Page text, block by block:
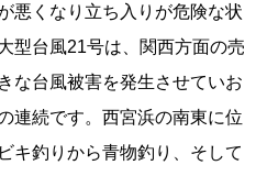
悪くなり立ち入りが危険な状
型台風21号は、関西方面の売
な台風被害を発生させていお
連続です。西宮浜の南東に位
キ釣りから青物釣り、そして